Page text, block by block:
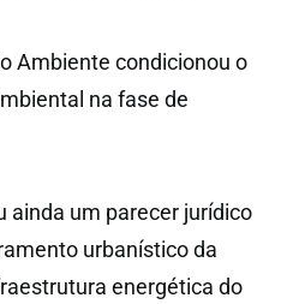
Ambiente condicionou o
na fase de
ainda um parecer jurídico
urbanístico da
energética do